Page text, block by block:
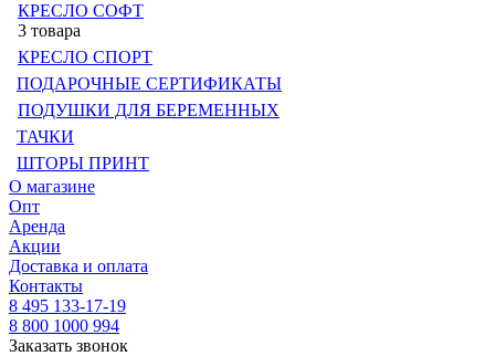
КРЕСЛО СОФТ
3 товара
КРЕСЛО СПОРТ
ПОДАРОЧНЫЕ СЕРТИФИКАТЫ
ПОДУШКИ ДЛЯ БЕРЕМЕННЫХ
ТАЧКИ
ШТОРЫ ПРИНТ
О магазине
Опт
Аренда
Акции
Доставка и оплата
Контакты
8 495 133-17-19
8 800 1000 994
Заказать звонок